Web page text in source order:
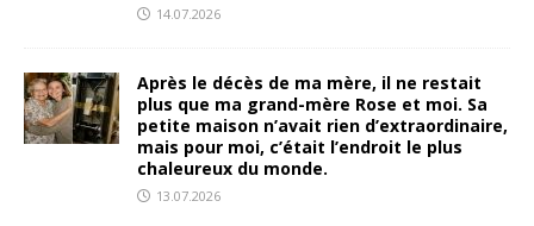
14.07.2026
Après le décès de ma mère, il ne restait
plus que ma grand-mère Rose et moi. Sa
petite maison n’avait rien d’extraordinaire,
mais pour moi, c’était l’endroit le plus
chaleureux du monde.
13.07.2026